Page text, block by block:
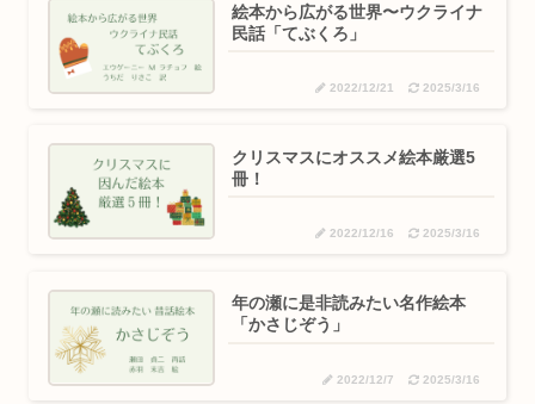
絵本から広がる世界〜ウクライナ
民話「てぶくろ」
2022/12/21 2025/3/16
クリスマスにオススメ絵本厳選5
冊！
2022/12/16 2025/3/16
年の瀬に是非読みたい名作絵本
「かさじぞう」
2022/12/7 2025/3/16